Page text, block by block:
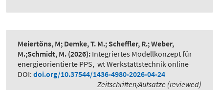
Meiertöns, M; Demke, T. M.; Scheffler, R.; Weber,
M.;Schmidt, M. (2026): Integriertes Modellkonzept für
energieorientierte PPS, wt Werkstattstechnik online
DOI: doi.org/10.37544/1436-4980-2026-04-24
Zeitschriften/Aufsätze (reviewed)